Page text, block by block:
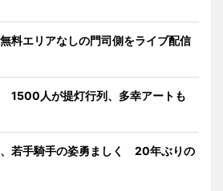
料エリアなしの門司側をライブ配信
1500人が提灯行列、多幸アートも
、若手騎手の姿勇ましく 20年ぶりの